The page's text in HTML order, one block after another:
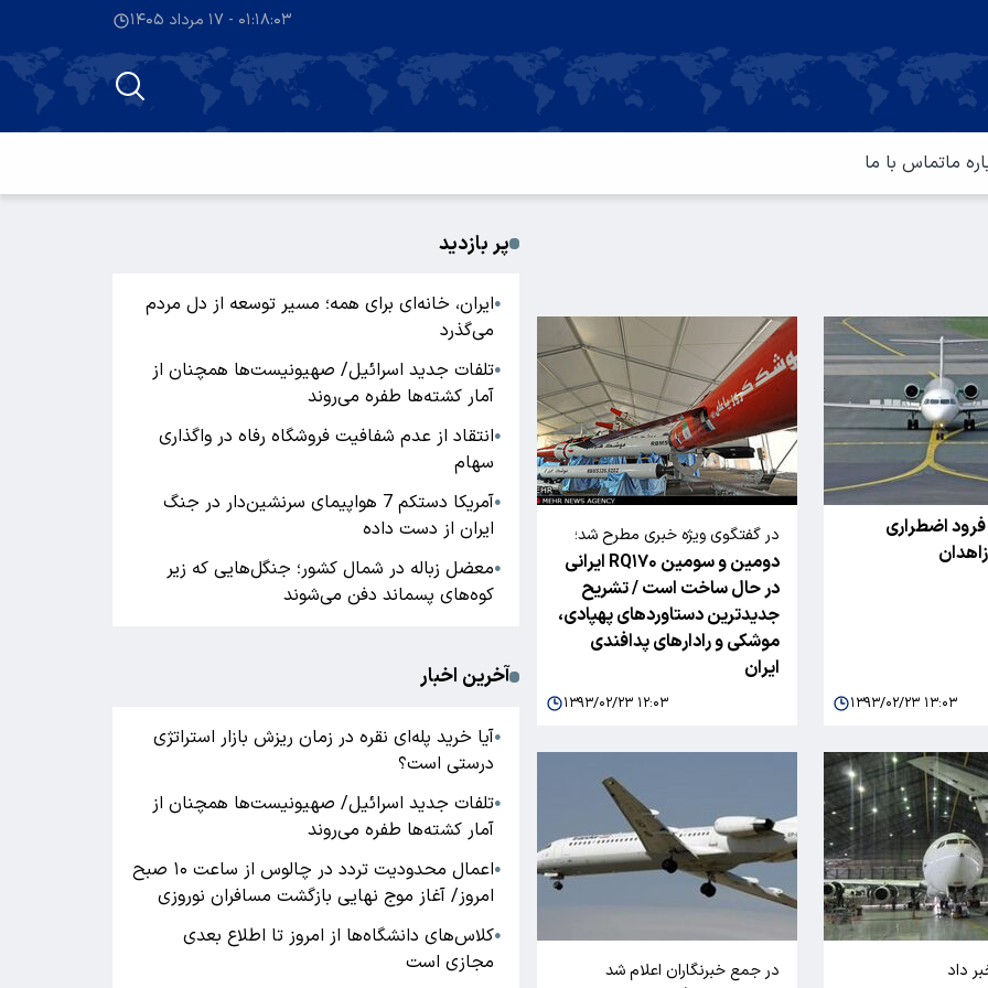
۰۱:۱۸:۰۳ - ۱۷ مرداد ۱۴۰۵
ماتماس با ما
اضطراری
۱۳۹۳/۰۲/۲۳ ۱۳:۰۳
در گفتگوی ویژه خبری مطرح شد؛
دومین و سومین RQ۱۷۰ ایرانی
در حال ساخت است / تشریح
جدیدترین دستاوردهای پهپادی،
موشکی و رادارهای پدافندی
ایران
۱۳۹۳/۰۲/۲۳ ۱۲:۰۳
داد در جمع خبرنگاران اعلام شد
پر بازدید
●ایران، خانه‌ای برای همه؛ مسیر توسعه از دل مردم
می‌گذرد
●تلفات جدید اسرائیل/ صهیونیست‌ها همچنان از
آمار کشته‌ها طفره می‌روند
●انتقاد از عدم شفافیت فروشگاه رفاه در واگذاری
سهام
●
آمریکا دستکم 7 هواپیمای سرنشین‌دار در جنگ
ایران از دست داده
●معضل زباله در شمال کشور؛ جنگل‌هایی که زیر
کوه‌های پسماند دفن می‌شوند
آخرین اخبار
●آیا خرید پله‌ای نقره در زمان ریزش بازار استراتژی
درستی است؟
●تلفات جدید اسرائیل/ صهیونیست‌ها همچنان از
آمار کشته‌ها طفره می‌روند
●
اعمال محدودیت تردد در چالوس از ساعت ۱۰ صبح
امروز/ آغاز موج نهایی بازگشت مسافران نوروزی
●کلاس‌های دانشگاه‌ها از امروز تا اطلاع بعدی
مجازی است